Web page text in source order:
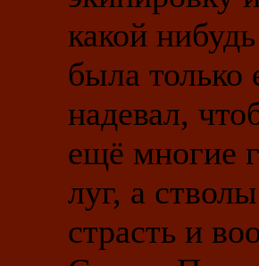
какой
была только
надевал,
ещё многие
луг, а
страсть и